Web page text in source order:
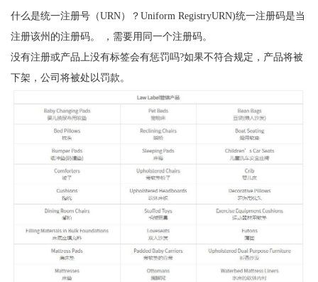
什么是统一注册号（URN）？Uniform RegistryURN)统一注册码是当
注册该州的注册码。 ，需要用同一个注册码。
没有注册或产品上没有标签会有惩罚吗?如果不符合规定，产品将被
下架，公司将被处以罚款。